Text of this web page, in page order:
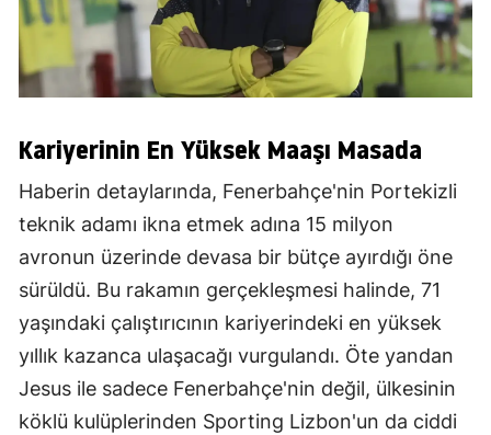
Kariyerinin En Yüksek Maaşı Masada
Haberin detaylarında, Fenerbahçe'nin Portekizli
teknik adamı ikna etmek adına 15 milyon
avronun üzerinde devasa bir bütçe ayırdığı öne
sürüldü. Bu rakamın gerçekleşmesi halinde, 71
yaşındaki çalıştırıcının kariyerindeki en yüksek
yıllık kazanca ulaşacağı vurgulandı. Öte yandan
Jesus ile sadece Fenerbahçe'nin değil, ülkesinin
köklü kulüplerinden Sporting Lizbon'un da ciddi